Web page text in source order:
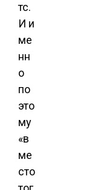
тс.
И и
ме
нн
о
по
это
му
«в
ме
сто